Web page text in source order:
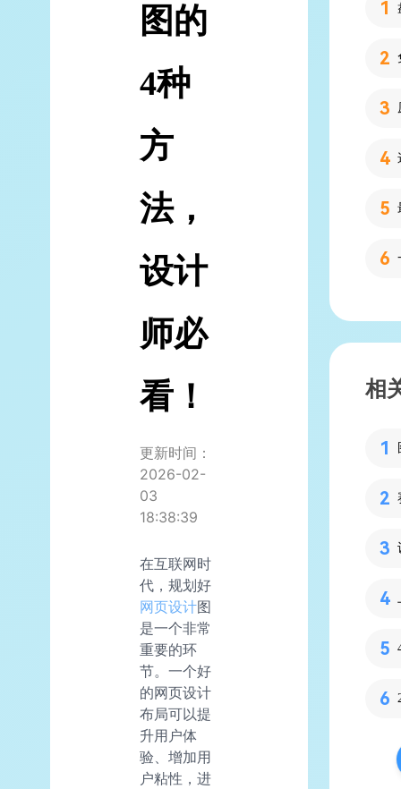
图的
4种
方
法，
设计
师必
看！
更新时间：
2026-02-
03
18:38:39
在互联网时
代，规划好
网页设计图
是一个非常
重要的环
节。一个好
的网页设计
布局可以提
升用户体
验、增加用
户粘性，进
相